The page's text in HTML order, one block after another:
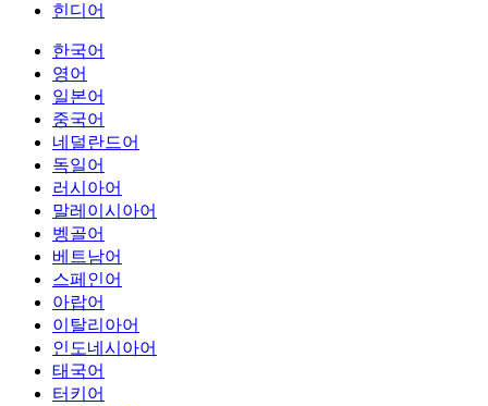
힌디어
한국어
영어
일본어
중국어
네덜란드어
독일어
러시아어
말레이시아어
벵골어
베트남어
스페인어
아랍어
이탈리아어
인도네시아어
태국어
터키어